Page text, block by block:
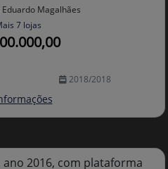
Magalhães
7 lojas
2018/2018